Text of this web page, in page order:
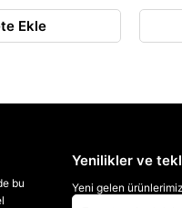
Ekle
bu
Yenilikler ve
Yeni gelen